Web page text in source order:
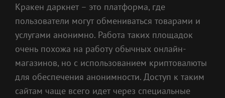
Кракен даркнет – это платформа, где
пользователи могут обмениваться товарами и
услугами анонимно. Работа таких площадок
очень похожа на работу обычных онлайн-
магазинов, но с использованием криптовалюты
для обеспечения анонимности. Доступ к таким
сайтам чаще всего идет через специальные